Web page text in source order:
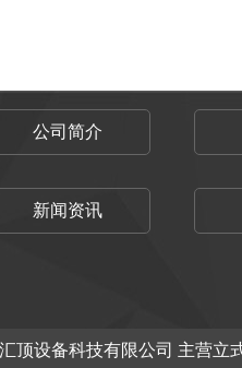
公司简介
新闻资讯
汇顶设备科技有限公司